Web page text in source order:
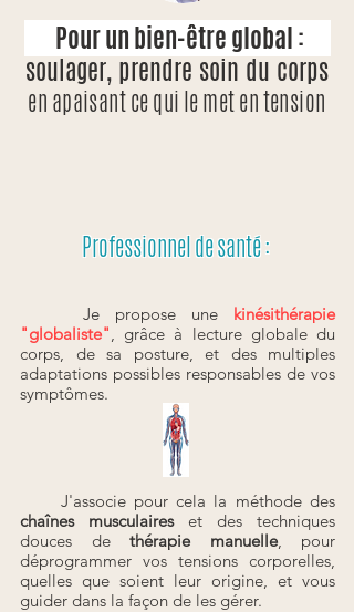
soulager, prendre soin du corps
en apaisant ce qui le met en tension
Pour un bien-être global :
Professionnel de santé :
Je propose une kinésithérapie
"globaliste", grâce à lecture globale du
corps, de sa posture, et des multiples
adaptations possibles responsables de vos
symptômes.
J'associe pour cela la méthode des
chaînes musculaireset des techniques
douces dethérapie manuelle, pour
déprogrammer vos tensions corporelles,
quelles que soient leur origine, et vous
guider dans la façon de les gérer.